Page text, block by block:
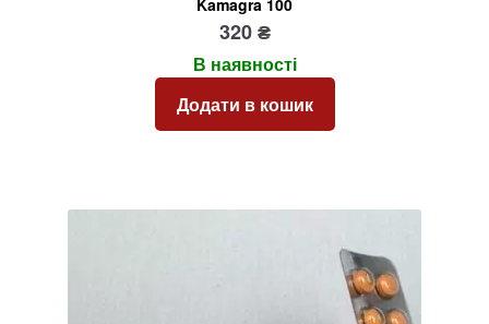
Kamagra 100
320₴
В наявності
Додати в кошик